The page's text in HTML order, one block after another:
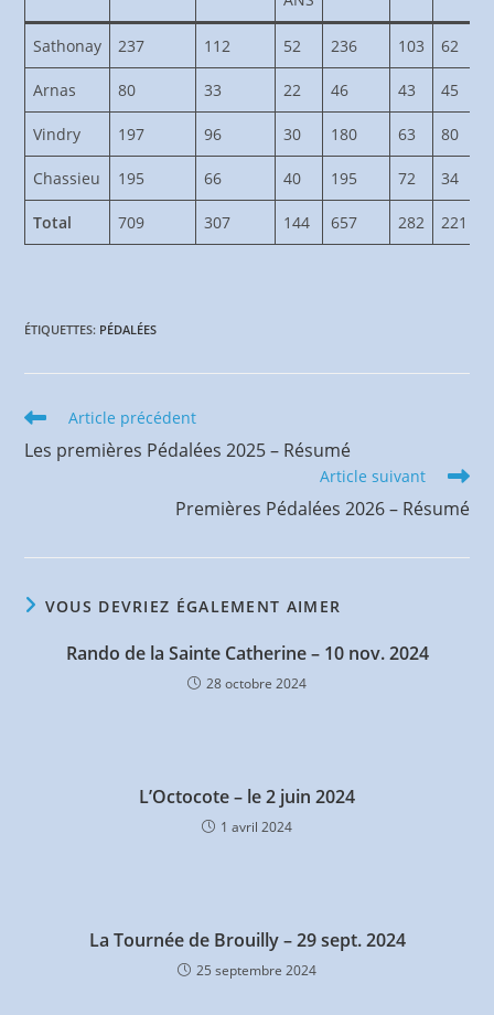
Sathonay 237 112 52 236 103 62
Arnas 80 33 22 46 43 45
Vindry 197 96 30 180 63 80
Chassieu 195 66 40 195 72 34
Total 709 307 144 657 282 221
ÉTIQUETTES: PÉDALÉES
Read
articles
Article précédent
Les premières Pédalées 2025 – Résumé
Article suivant
Premières Pédalées 2026 – Résumé
VOUS DEVRIEZ ÉGALEMENT AIMER
Rando de la Sainte Catherine – 10 nov. 2024
28 octobre 2024
L’Octocote – le 2 juin 2024
1 avril 2024
La Tournée de Brouilly – 29 sept. 2024
25 septembre 2024